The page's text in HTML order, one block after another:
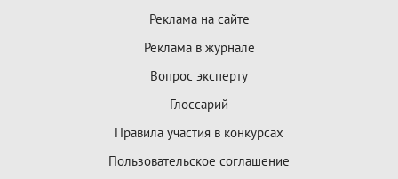
Реклама на сайте
Реклама в журнале
Вопрос эксперту
Глоссарий
Правила участия в конкурсах
Пользовательское соглашение